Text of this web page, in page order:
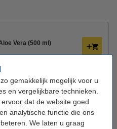
gemakkelijk mogelijk voor u
en vergelijkbare technieken.
dat de website goed
analytische functie die ons
We laten u graag
Vera (500 ml)
(400 ml)